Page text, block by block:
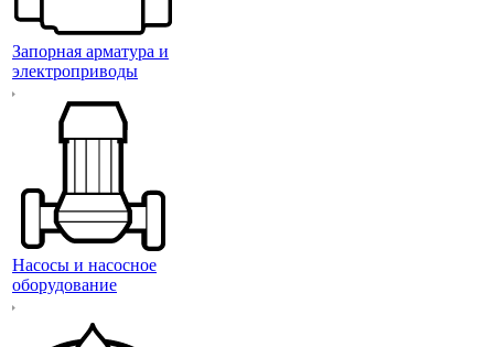
Запорная арматура и
электроприводы
Насосы и насосное
оборудование